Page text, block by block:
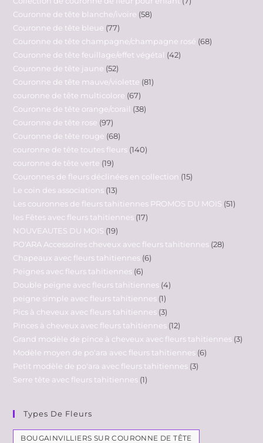
Couronne de tête blanche/ivoire 58
Couronne de tête bleue 77
Couronne de tête champagne/champagne rosé 68
Couronne de tête feuillage/effet végétal 42
Couronne de tête jaune 52
Couronne de tête mauve/violette 81
couronne de tête multicolore 67
Couronne de tête orange/corail 38
Couronne de tête rose 97
Couronne de tête rouge 68
couronne de tête toutes fleurs 140
couronne de tête verte 19
Couronnes de fleurs déclinées en collection 15
Le coin des associations 13
Les couronnes de fleurs tahitiennes PROMOS DU MOIS 51
les Fêtes avec fleurs tahitiennes 17
NOUVEAUTES DU MOIS 19
PO'ARA Accessoires cheveux avec fleurs tahitiennes 28
Chapeaux avec fleurs tahitiennes 6
Peignes avec fleurs tahitiennes 6
Double peigne avec fleurs tahitiennes 4
peigne simple avec fleurs tahitiennes 1
Pics à cheveux avec fleurs tahitiennes 3
Pinces à cheveux avec fleurs tahitiennes 12
Grand modèle de pince à cheveux avec fleurs tahitiennes 3
Modèle moyen de po'ara avec fleurs tahitiennes 6
Petit modèle de po'ara avec fleurs tahitiennes 3
Serre tête avec fleurs tahitiennes 1
Types De Fleurs
BOUGAINVILLIERS SUR COURONNE DE TÊTE